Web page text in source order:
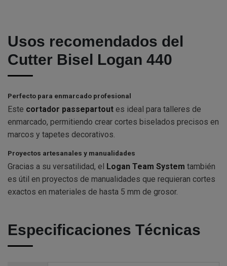
Usos recomendados del
Cutter Bisel Logan 440
Perfecto para enmarcado profesional
Este cortador passepartout es ideal para talleres de
enmarcado, permitiendo crear cortes biselados precisos en
marcos y tapetes decorativos.
Proyectos artesanales y manualidades
Gracias a su versatilidad, el Logan Team System también
es útil en proyectos de manualidades que requieran cortes
exactos en materiales de hasta 5 mm de grosor.
Especificaciones Técnicas